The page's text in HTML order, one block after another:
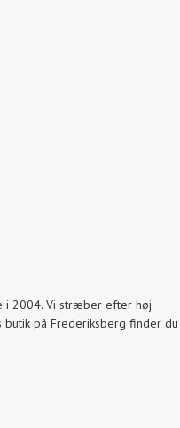
i 2004. Vi stræber efter høj
på Frederiksberg finder du